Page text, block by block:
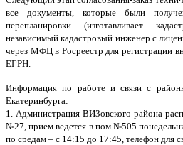
все документы, которые были
перепланировки (изготавливает
независимый кадастровый инженер с
через МФЦ в Росреестр для регистрации
ЕГРН.
Информация по работе и связи с
Екатеринбурга:
1. Администрация ВИЗовского района
№27, прием ведется в пом.№505
по средам – с 14:15 до 17:45, телефон для